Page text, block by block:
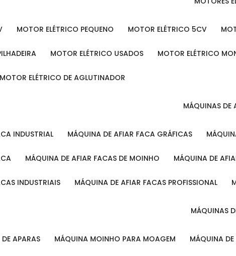
MOTOR ELÉTRICO PEQUENO MOTOR ELÉTRICO 5CV
MOTOR ELÉTRICO USADOS MOTOR ELÉTRICO
MOTOR ELÉTRICO DE AGLUTINADOR
MÁQUINAS
INDUSTRIAL MÁQUINA DE AFIAR FACA GRÁFICAS
MÁQUINA DE AFIAR FACAS DE MOINHO MÁQUINA DE
INDUSTRIAIS MÁQUINA DE AFIAR FACAS PROFISSIONAL
MÁQUINAS
APARAS MÁQUINA MOINHO PARA MOAGEM MÁQUINA